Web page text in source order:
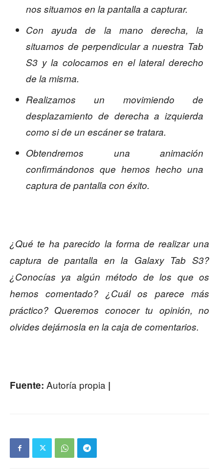
nos situamos en la pantalla a capturar.
Con ayuda de la mano derecha, la
situamos de perpendicular a nuestra Tab
S3 y la colocamos en el lateral derecho
de la misma.
Realizamos un movimiendo de
desplazamiento de derecha a izquierda
como si de un escáner se tratara.
Obtendremos una animación
confirmándonos que hemos hecho una
captura de pantalla con éxito.
¿Qué te ha parecido la forma de realizar una
captura de pantalla en la Galaxy Tab S3?
¿Conocías ya algún método de los que os
hemos comentado? ¿Cuál os parece más
práctico? Queremos conocer tu opinión, no
olvides dejárnosla en la caja de comentarios.
Fuente: Autoría propia |